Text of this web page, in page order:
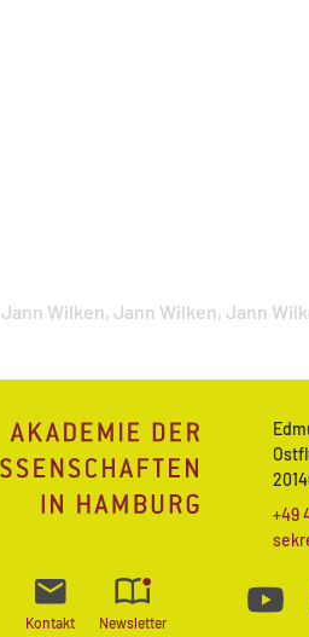
Jann Wilken, Jann Wilken, Jann
+49
Kontakt Newsletter